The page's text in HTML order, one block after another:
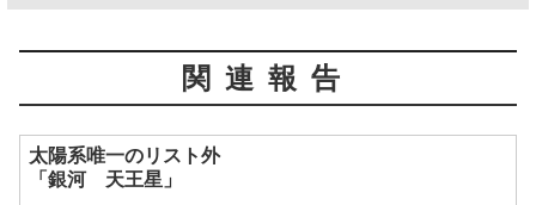
関連報告
太陽系唯一のリスト外
「銀河 天王星」